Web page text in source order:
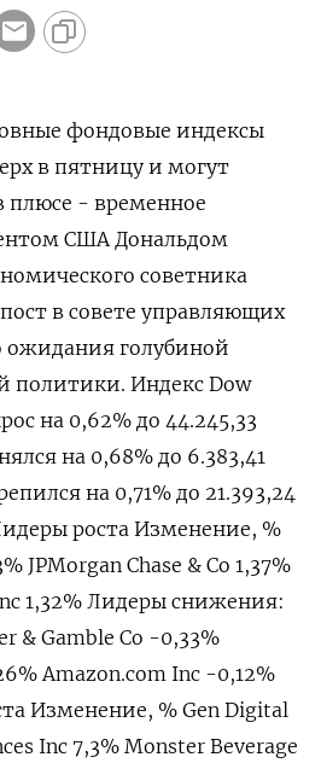
фондовые индексы
в пятницу и могут
плюсе - временное
США Дональдом
советника
в совете управляющих
ожидания голубиной
политики. Индекс Dow
на 0,62% до 44.245,33
на 0,68% до 6.383,41​
на 0,71% до 21.393,24
роста Изменение, %
JPMorgan Chase & Co 1,37%
1,32% Лидеры снижения:
& Gamble Co -0,33%
Amazon.com Inc -0,12%
Изменение, % Gen Digital
Inc 7,3% Monster Beverage